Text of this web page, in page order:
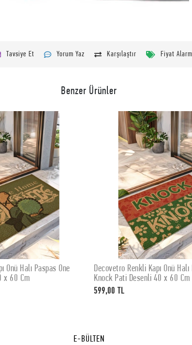
Tavsiye Et Yorum Yaz Karşılaştır Fiyat
Benzer Ürünler
EKLE
Önü Halı Paspas Knock
x 60 Cm
SEPETE EKLE
Decovetro Renkli Paspas Ding
Kapı Önü Halı Paspası 40 x 60
599,00 TL
E-BÜLTEN